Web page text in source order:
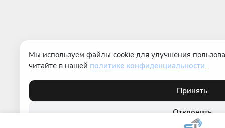
Мы используем файлы cookie для улучшения
читайте в нашей политике конфиденциальности.
Принять
Отклонить